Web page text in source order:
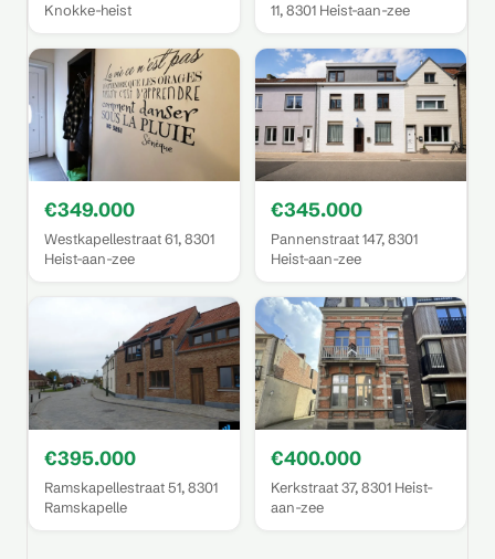
Knokke-heist
11, 8301 Heist-aan-zee
€349.000
Westkapellestraat 61, 8301
Heist-aan-zee
€345.000
Pannenstraat 147, 8301
Heist-aan-zee
€395.000
Ramskapellestraat 51, 8301
Ramskapelle
€400.000
Kerkstraat 37, 8301 Heist-
aan-zee